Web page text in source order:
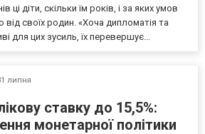
ці діти, скільки їм років, і за яких умов
своїх родин. «Хоча дипломатія та
для цих зусиль, їх перевершує...
липня
ставку до 15,5%:
монетарної політики